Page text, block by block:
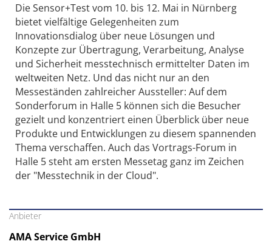
Die Sensor+Test vom 10. bis 12. Mai in Nürnberg
bietet vielfältige Gelegenheiten zum
Innovationsdialog über neue Lösungen und
Konzepte zur Übertragung, Verarbeitung, Analyse
und Sicherheit messtechnisch ermittelter Daten im
weltweiten Netz. Und das nicht nur an den
Messeständen zahlreicher Aussteller: Auf dem
Sonderforum in Halle 5 können sich die Besucher
gezielt und konzentriert einen Überblick über neue
Produkte und Entwicklungen zu diesem spannenden
Thema verschaffen. Auch das Vortrags-Forum in
Halle 5 steht am ersten Messetag ganz im Zeichen
der "Messtechnik in der Cloud".
Anbieter
AMA Service GmbH